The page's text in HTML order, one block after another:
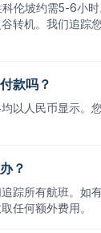
科伦坡约需5-6小
转机。我们追踪
款吗？
以人民币显示。
？
踪所有航班。如
任何额外费用。